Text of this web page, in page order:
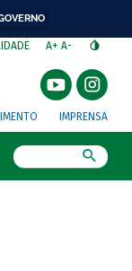
A+ A-
IMPRENSA